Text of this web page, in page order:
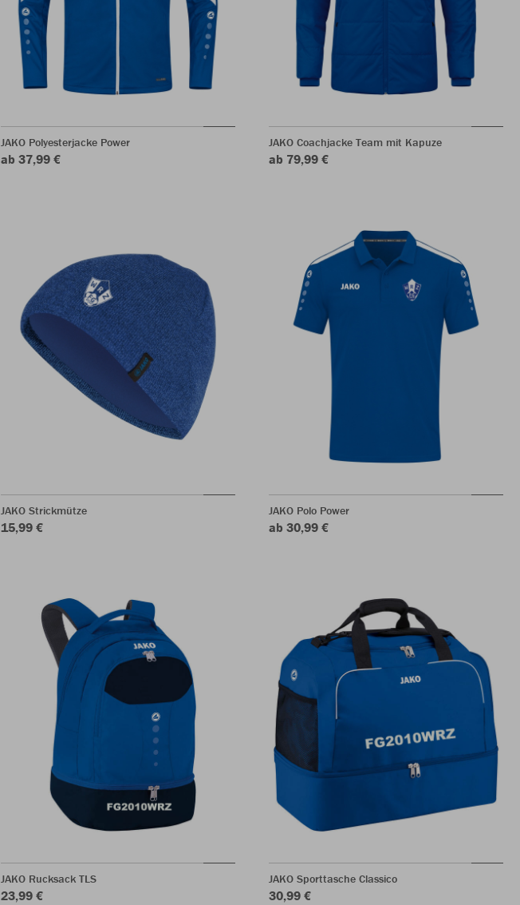
JAKO Polyesterjacke Power
ab 37,99 €
JAKO Coachjacke Team mit Kapuze
ab 79,99 €
JAKO Strickmütze
15,99 €
JAKO Polo Power
ab 30,99 €
JAKO Rucksack TLS
23,99 €
JAKO Sporttasche Classico
30,99 €